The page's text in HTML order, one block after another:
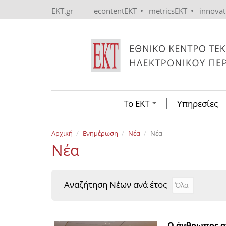
EKT.gr econtentEKT • metricsEKT •
Το ΕΚΤ Υπηρεσίες
Αρχική Ενημέρωση Νέα Νέα
Νέα
Αναζήτηση Νέων ανά έτος Αναζήτηση
Year